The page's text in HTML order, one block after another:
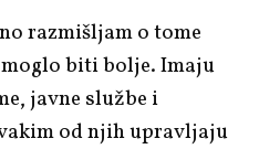
razmišljam o tome
biti bolje. Imaju
javne službe i
od njih upravljaju